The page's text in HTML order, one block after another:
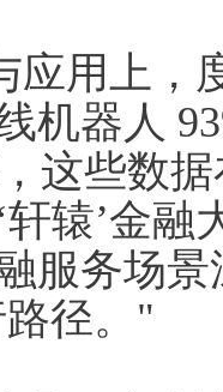
应用上，
机器人
这些数
辕’金融
服务场
径。"